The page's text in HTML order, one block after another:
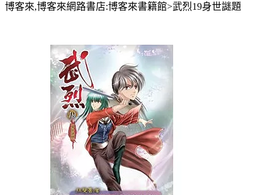
博客來,博客來網路書店:博客來書籍館>武烈19身世謎題